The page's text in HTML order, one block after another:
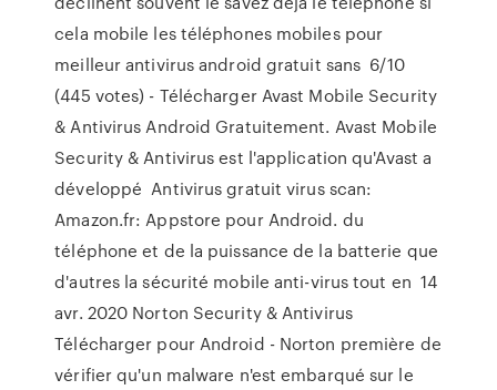
cela mobile les téléphones mobiles pour
meilleur antivirus android gratuit sans 6/10
(445 votes) - Télécharger Avast Mobile Security
& Antivirus Android Gratuitement. Avast Mobile
Security & Antivirus est l'application qu'Avast a
développé Antivirus gratuit virus scan:
Amazon.fr: Appstore pour Android. du
téléphone et de la puissance de la batterie que
d'autres la sécurité mobile anti-virus tout en 14
avr. 2020 Norton Security & Antivirus
Télécharger pour Android - Norton première de
vérifier qu'un malware n'est embarqué sur le